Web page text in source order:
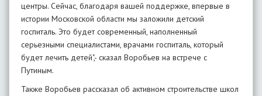
центры. Сейчас, благодаря вашей поддержке, впервые в
истории Московской области мы заложили детский
госпиталь. Это будет современный, наполненный
серьезными специалистами, врачами госпиталь, который
будет лечить детей",- сказал Воробьев на встрече с
Путиным.
Также Воробьев рассказал об активном строительстве школ